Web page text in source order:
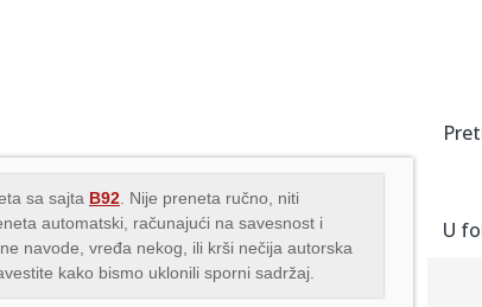
sa sajta B92 . Nije preneta ručno, niti
automatski, računajući na savesnost i
navode, vređa nekog, ili krši nečija autorska
kako bismo uklonili sporni sadržaj.
U